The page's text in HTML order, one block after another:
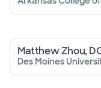
Matthew Zhou,
Des Moines